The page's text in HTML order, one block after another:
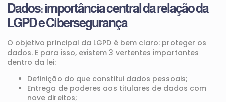
Dados: importância central da relação da
LGPD e Cibersegurança
O objetivo principal da LGPD é bem claro: proteger os
dados. E para isso, existem 3 vertentes importantes
dentro da lei:
Definição do que constitui dados pessoais;
Entrega de poderes aos titulares de dados com
nove direitos;